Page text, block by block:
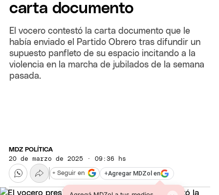
carta documento
El vocero contestó la carta documento que le
había enviado el Partido Obrero tras difundir un
supuesto panfleto de su espacio incitando a la
violencia en la marcha de jubilados de la semana
pasada.
MDZ POLÍTICA
20 de marzo de 2025 · 09:36 hs
+Agregar MDZol en
+ Seguir en